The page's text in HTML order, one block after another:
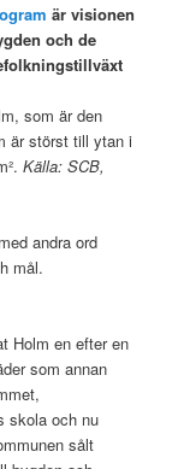
är visionen
och de
som är den
är störst till ytan i
Källa: SCB,
andra ord
mål.
Holm en efter en
som annan
skola och nu
sålt